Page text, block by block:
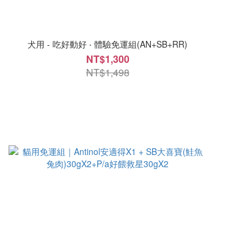
犬用 - 吃好動好 ‧ 體驗免運組(AN+SB+RR)
NT$1,300
NT$1,498